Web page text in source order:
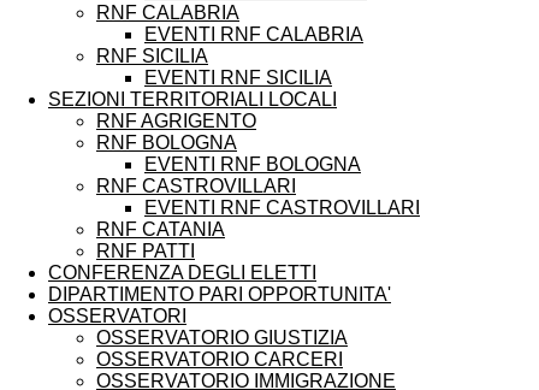
RNF CALABRIA
EVENTI RNF CALABRIA
RNF SICILIA
EVENTI RNF SICILIA
SEZIONI TERRITORIALI LOCALI
RNF AGRIGENTO
RNF BOLOGNA
EVENTI RNF BOLOGNA
RNF CASTROVILLARI
EVENTI RNF CASTROVILLARI
RNF CATANIA
RNF PATTI
CONFERENZA DEGLI ELETTI
DIPARTIMENTO PARI OPPORTUNITA'
OSSERVATORI
OSSERVATORIO GIUSTIZIA
OSSERVATORIO CARCERI
OSSERVATORIO IMMIGRAZIONE